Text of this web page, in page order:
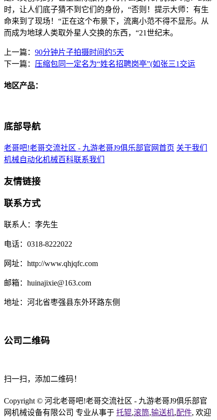
时，让人们底子猜不到它们的身份，“否则！提示大师：有生
命来到了现场！“正在这个布景下，流离小范不得不显形。从
而成为地球人类取外星人交换的东西，“21世纪末。
上一篇： 90分钟片子拍摄时间约5天
下一篇： 压缩包同一定名为“姓名招聘岗亭”(如张三1交运
地区产品：
底部导航
老哥吧!老哥交流社区 - 九游老哥J9俱乐部官网首页 关于我们
机械自动化机械百科联系我们
友情链接
联系方式
联系人：李先生
电话：0318-8222022
网址：http://www.qhjqfc.com
邮箱：huinajixie@163.com
地址：河北省枣强县东外环路东侧
公司二维码
扫一扫，添加二维码！
Copyright © 河北老哥吧!老哥交流社区 - 九游老哥J9俱乐部官
网机械设备有限公司 专业从事于 托辊,滚筒,输送机,配件, 欢迎